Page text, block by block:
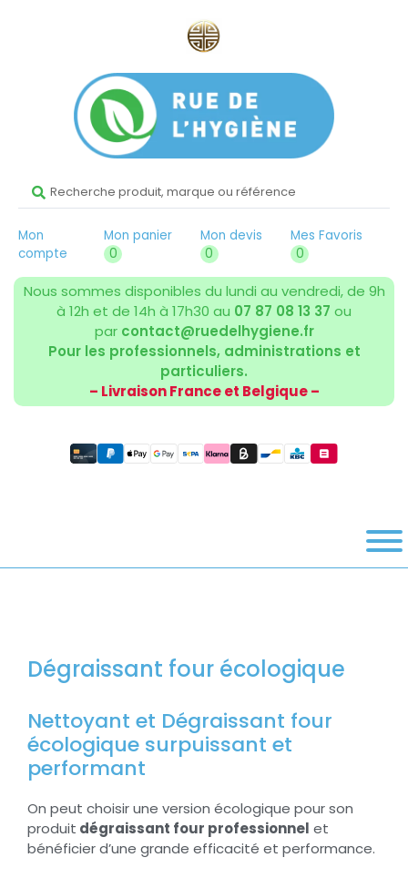
Mon
compte
Mon panier
0
Mon devis
0
Mes Favoris
0
Nous sommes disponibles du lundi au vendredi, de 9h
à 12h et de 14h à 17h30 au 07 87 08 13 37 ou
par contact@ruedelhygiene.fr
Pour les professionnels, administrations et
particuliers.
– Livraison France et Belgique –
Dégraissant four écologique
Nettoyant et Dégraissant four
écologique surpuissant et
performant
On peut choisir une version écologique pour son
produit dégraissant four professionnel et
bénéficier d’une grande efficacité et performance.